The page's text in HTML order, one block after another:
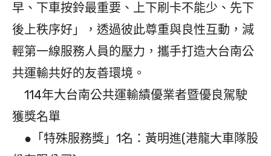
早、下車按鈴最重要、上下刷卡不能少、先下
後上秩序好」，透過彼此尊重與良性互動，減
輕第一線服務人員的壓力，攜手打造大台南公
共運輸共好的友善環境。
114年大台南公共運輸績優業者暨優良駕駛
獲獎名單
●「特殊服務獎」1名：黃明進(港龍大車隊股